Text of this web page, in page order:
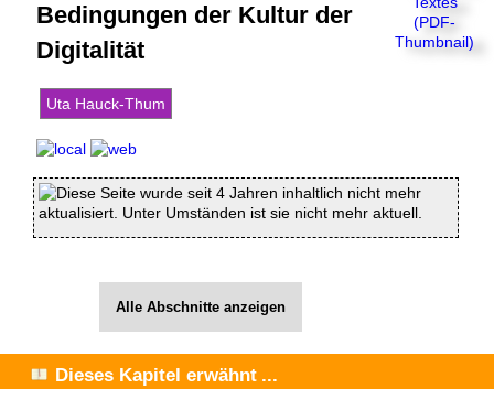
Bedingungen der Kultur der
Digitalität
Uta Hauck-Thum
Diese Seite wurde seit 4 Jahren inhaltlich nicht mehr
aktualisiert. Unter Umständen ist sie nicht mehr aktuell.
Alle Abschnitte anzeigen
Dieses Kapitel erwähnt ...